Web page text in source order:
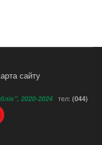
сайту
2020-2024 тел: (044)